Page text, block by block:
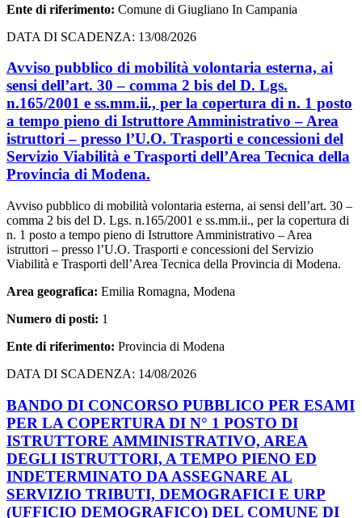
Ente di riferimento: Comune di Giugliano In Campania
DATA DI SCADENZA: 13/08/2026
Avviso pubblico di mobilità volontaria esterna, ai
sensi dell’art. 30 – comma 2 bis del D. Lgs.
n.165/2001 e ss.mm.ii., per la copertura di n. 1 posto
a tempo pieno di Istruttore Amministrativo – Area
istruttori – presso l’U.O. Trasporti e concessioni del
Servizio Viabilità e Trasporti dell’Area Tecnica della
Provincia di Modena.
Avviso pubblico di mobilità volontaria esterna, ai sensi dell’art. 30 –
comma 2 bis del D. Lgs. n.165/2001 e ss.mm.ii., per la copertura di
n. 1 posto a tempo pieno di Istruttore Amministrativo – Area
istruttori – presso l’U.O. Trasporti e concessioni del Servizio
Viabilità e Trasporti dell’Area Tecnica della Provincia di Modena.
Area geografica: Emilia Romagna, Modena
Numero di posti: 1
Ente di riferimento: Provincia di Modena
DATA DI SCADENZA: 14/08/2026
BANDO DI CONCORSO PUBBLICO PER ESAMI
PER LA COPERTURA DI N° 1 POSTO DI
ISTRUTTORE AMMINISTRATIVO, AREA
DEGLI ISTRUTTORI, A TEMPO PIENO ED
INDETERMINATO DA ASSEGNARE AL
SERVIZIO TRIBUTI, DEMOGRAFICI E URP
(UFFICIO DEMOGRAFICO) DEL COMUNE DI